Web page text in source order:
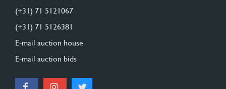
(+31) 71 5121067
(+31) 71 5126381
E-mail auction house
E-mail auction bids